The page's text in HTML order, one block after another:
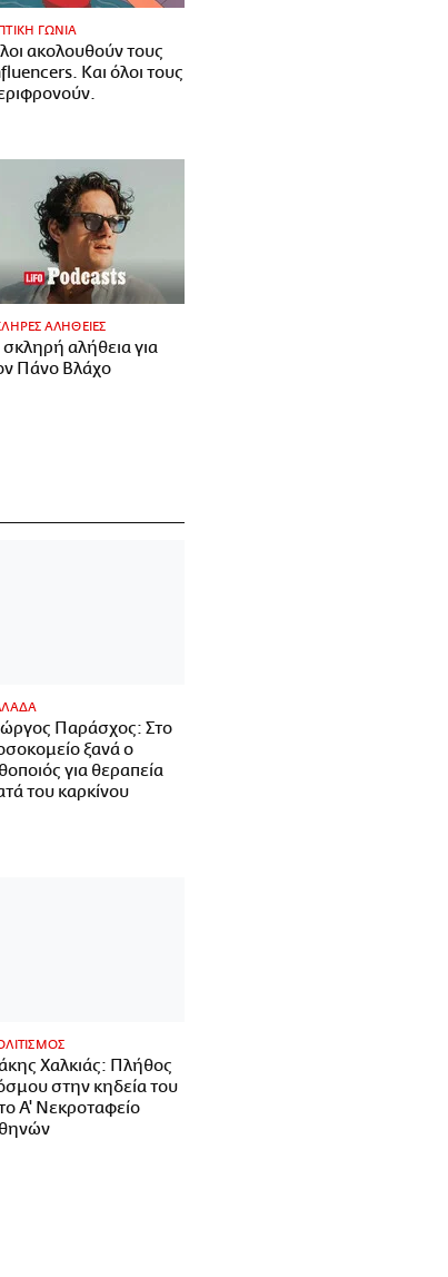
ΓΩΝΙΑ
ακολουθούν τους
Και όλοι τους
ΑΛΗΘΕΙΕΣ
σκληρή αλήθεια για
Πάνο Βλάχο
Παράσχος: Στο
ξανά ο
για θεραπεία
του καρκίνου
Χαλκιάς: Πλήθος
στην κηδεία του
Α' Νεκροταφείο